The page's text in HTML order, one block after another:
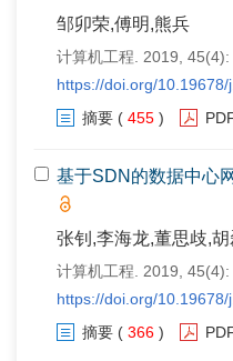
邹卯荣,傅明,熊兵
计算机工程. 2019, 45(4):
https://doi.org/
摘要 ( 455 )
基于SDN的数据中心
张钊,李海龙,董思歧,
计算机工程. 2019, 45(4):
https://doi.org/
摘要 ( 366 )